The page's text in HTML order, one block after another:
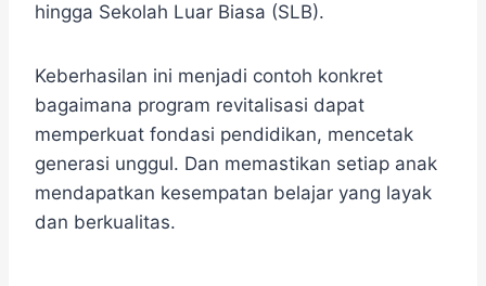
hingga Sekolah Luar Biasa (SLB).
Keberhasilan ini menjadi contoh konkret
bagaimana program revitalisasi dapat
memperkuat fondasi pendidikan, mencetak
generasi unggul. Dan memastikan setiap anak
mendapatkan kesempatan belajar yang layak
dan berkualitas.